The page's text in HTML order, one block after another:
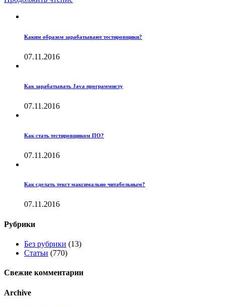
Каким образом зарабатывают тестировщики?
07.11.2016
Как зарабатывать Java программисту
07.11.2016
Как стать тестировщиком ПО?
07.11.2016
Как сделать текст максимально читабельным?
07.11.2016
Рубрики
Без рубрики (13)
Статьи (770)
Свежие комментарии
Archive